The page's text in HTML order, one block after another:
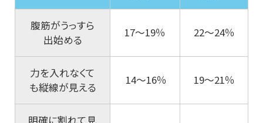
腹筋がうっすら
出始める
17〜19％ 22〜24％
力を入れなくて
も縦線が見える
14〜16％ 19〜21％
明確に割れて見